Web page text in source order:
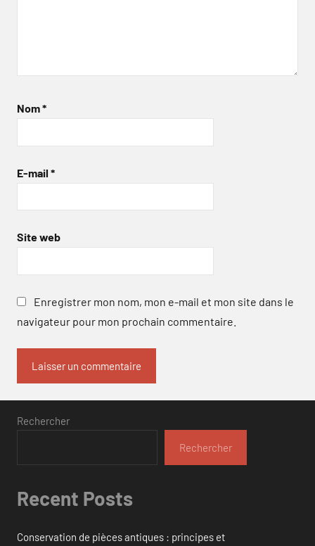
Nom*
E-mail *
Site web
Enregistrer mon nom, mon e-mail et mon site dans le
navigateur pour mon prochain commentaire.
Rechercher
Rechercher
Recent Posts
Conservation de pièces antiques : principes et